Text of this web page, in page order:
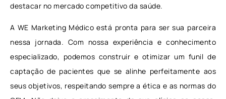
destacar no mercado competitivo da saúde.
A WE Marketing Médico está pronta para ser sua parceira
nessa jornada. Com nossa experiência e conhecimento
especializado, podemos construir e otimizar um funil de
captação de pacientes que se alinhe perfeitamente aos
seus objetivos, respeitando sempre a ética e as normas do